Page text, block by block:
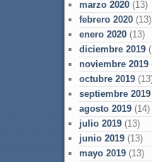
marzo 2020(13)
febrero 2020(13)
enero 2020(13)
diciembre 2019
noviembre 2019
octubre 2019
septiembre 2019
agosto 2019(14)
julio 2019(13)
junio 2019(13)
mayo 2019(13)